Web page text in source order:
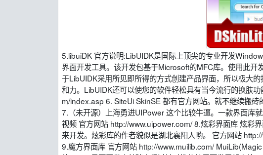
5.libuiDK 官方说明:LibUIDK是国际上顶尖的专业开发
界面开发工具。该开发包基于Microsoft的MFC库。使用此
于LibUIDK采用所见即所得的方式创建产品界面，所以极大
和力。LibUIDK还可以使您的软件轻松具有当今流行的换肤
m/index.asp 6. SiteUi SkinSE 都有官方网站。就不继续搬砖
7.（未开源）上海勇进UIPower 这个比较牛逼。一款界面库
视频 官方网站 http://www.uipower.com/ 8.炫彩界面库 炫彩
来开发。炫彩库的作者貌似是湖北襄阳人哟。 官方网站
9.魔方界面库 官方网站 http://www.muilib.com/